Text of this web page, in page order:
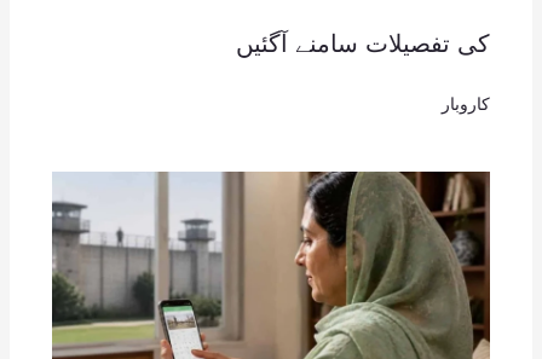
کی تفصیلات سامنے آگئیں
کاروبار